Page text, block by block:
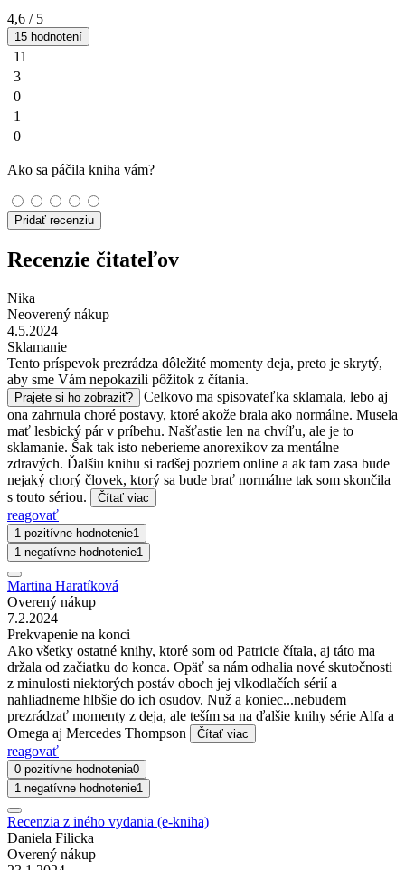
4,6 / 5
15 hodnotení
11
3
0
1
0
Ako sa páčila kniha vám?
Pridať recenziu
Recenzie čitateľov
Nika
Neoverený nákup
4.5.2024
Sklamanie
Tento príspevok prezrádza dôležité momenty deja, preto je skrytý,
aby sme Vám nepokazili pôžitok z čítania.
Prajete si ho zobraziť?
Celkovo ma spisovateľka sklamala, lebo aj
ona zahrnula choré postavy, ktoré akože brala ako normálne. Musela
mať lesbický pár v príbehu. Našťastie len na chvíľu, ale je to
sklamanie. Šak tak isto neberieme anorexikov za mentálne
zdravých. Ďalšiu knihu si radšej pozriem online a ak tam zasa bude
nejaký chorý človek, ktorý sa bude brať normálne tak som skončila
s touto sériou.
Čítať viac
reagovať
1 pozitívne hodnotenie1
1 negatívne hodnotenie1
Martina Haratíková
Overený nákup
7.2.2024
Prekvapenie na konci
Ako všetky ostatné knihy, ktoré som od Patricie čítala, aj táto ma
držala od začiatku do konca. Opäť sa nám odhalia nové skutočnosti
z minulosti niektorých postáv oboch jej vlkodlačích sérií a
nahliadneme hlbšie do ich osudov. Nuž a koniec...nebudem
prezrádzať momenty z deja, ale teším sa na ďalšie knihy série Alfa a
Omega aj Mercedes Thompson
Čítať viac
reagovať
0 pozitívne hodnotenia0
1 negatívne hodnotenie1
Recenzia z iného vydania (e-kniha)
Daniela Filicka
Overený nákup